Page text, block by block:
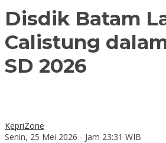
Disdik Batam
Calistung
SD 2026
KepriZone
Senin, 25 Mei 2026 - Jam 23:31 WIB